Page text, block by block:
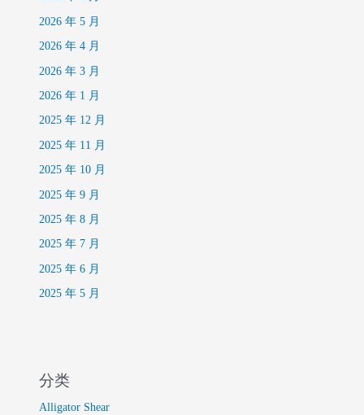
2026 年 5 月
2026 年 4 月
2026 年 3 月
2026 年 1 月
2025 年 12 月
2025 年 11 月
2025 年 10 月
2025 年 9 月
2025 年 8 月
2025 年 7 月
2025 年 6 月
2025 年 5 月
分类
Alligator Shear